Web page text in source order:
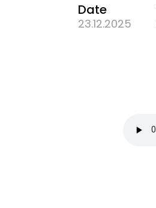
Date
23.12.2025